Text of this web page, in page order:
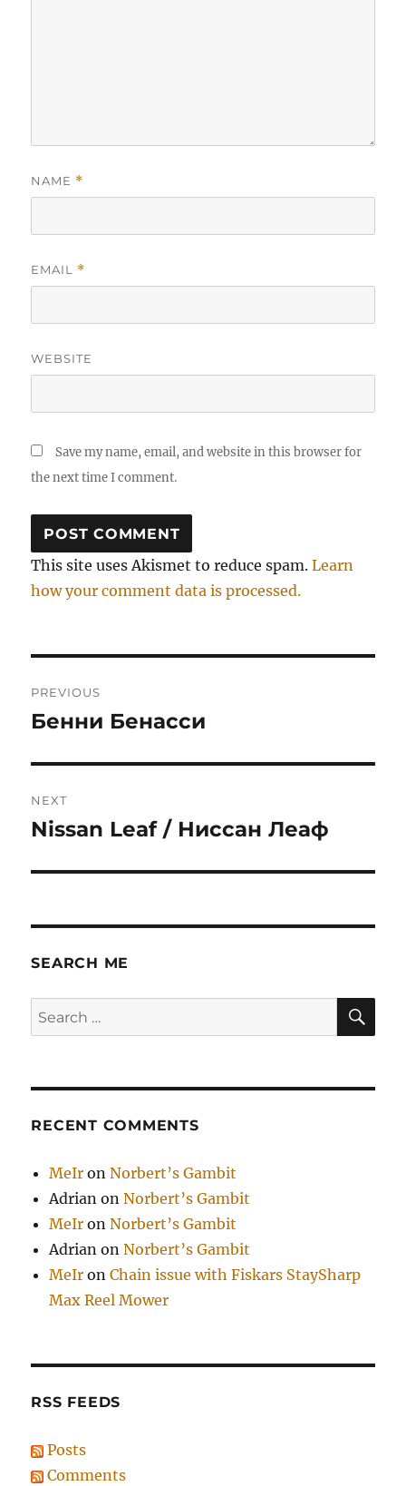
NAME *
EMAIL *
WEBSITE
Save my name, email, and website in this browser for
the next time I comment.
This site uses Akismet to reduce spam.Learn
how your comment data is processed.
navigation
PREVIOUS
Previous
Бенни Бенасси
NEXT
Next
Nissan Leaf / Ниссан Леаф
SEARCH ME
Search
for:
RECENT COMMENTS
MeIr onNorbert’s Gambit
Adrian onNorbert’s Gambit
MeIr onNorbert’s Gambit
Adrian onNorbert’s Gambit
MeIr onChain issue with Fiskars StaySharp
Max Reel Mower
RSS FEEDS
Posts
Comments